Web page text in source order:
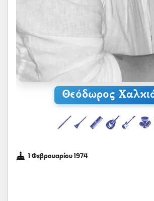
Θεόδωρος
1 Φεβρουαρίου 1974